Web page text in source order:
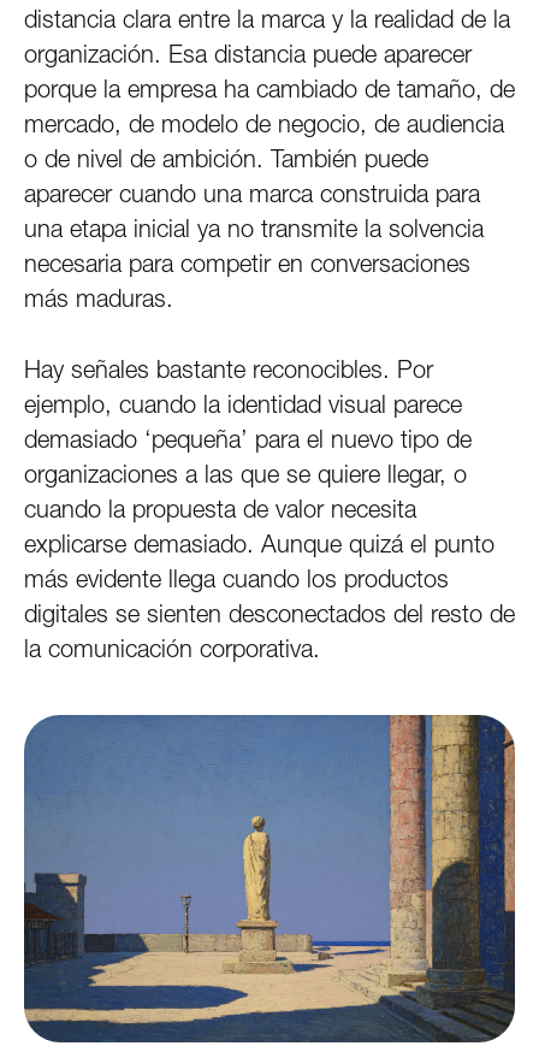
distancia clara entre la marca y la realidad de la
organización. Esa distancia puede aparecer
porque la empresa ha cambiado de tamaño, de
mercado, de modelo de negocio, de audiencia
o de nivel de ambición. También puede
aparecer cuando una marca construida para
una etapa inicial ya no transmite la solvencia
necesaria para competir en conversaciones
más maduras.
Hay señales bastante reconocibles. Por
ejemplo, cuando la identidad visual parece
demasiado ‘pequeña’ para el nuevo tipo de
organizaciones a las que se quiere llegar, o
cuando la propuesta de valor necesita
explicarse demasiado. Aunque quizá el punto
más evidente llega cuando los productos
digitales se sienten desconectados del resto de
la comunicación corporativa.